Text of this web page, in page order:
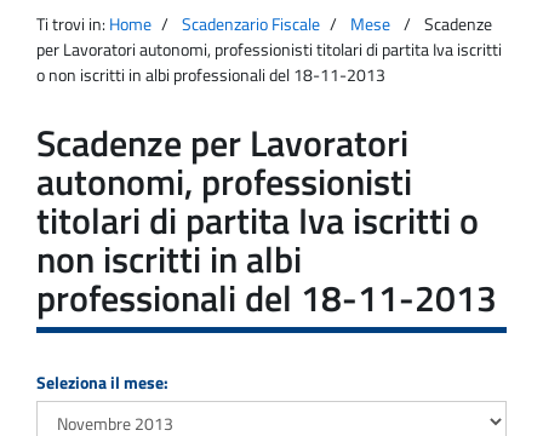
Agenzia
Entrate
principale
Ti trovi in: Home Scadenzario Fiscale Mese
Scadenze
per Lavoratori autonomi, professionisti titolari di partita Iva iscritti
o non iscritti in albi professionali del 18-11-2013
Scadenze per Lavoratori
autonomi, professionisti
titolari di partita Iva iscritti o
non iscritti in albi
professionali del 18-11-2013
Seleziona il mese: